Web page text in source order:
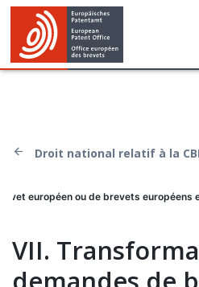
Droit national relatif à la
européen ou de brevets européens
VII.